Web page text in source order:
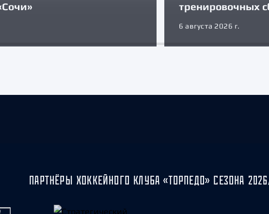
тренировочных
6 августа 2026 г.
ПАРТНЁРЫ ХОККЕЙНОГО КЛУБА «ТОРПЕДО» СЕЗОНА